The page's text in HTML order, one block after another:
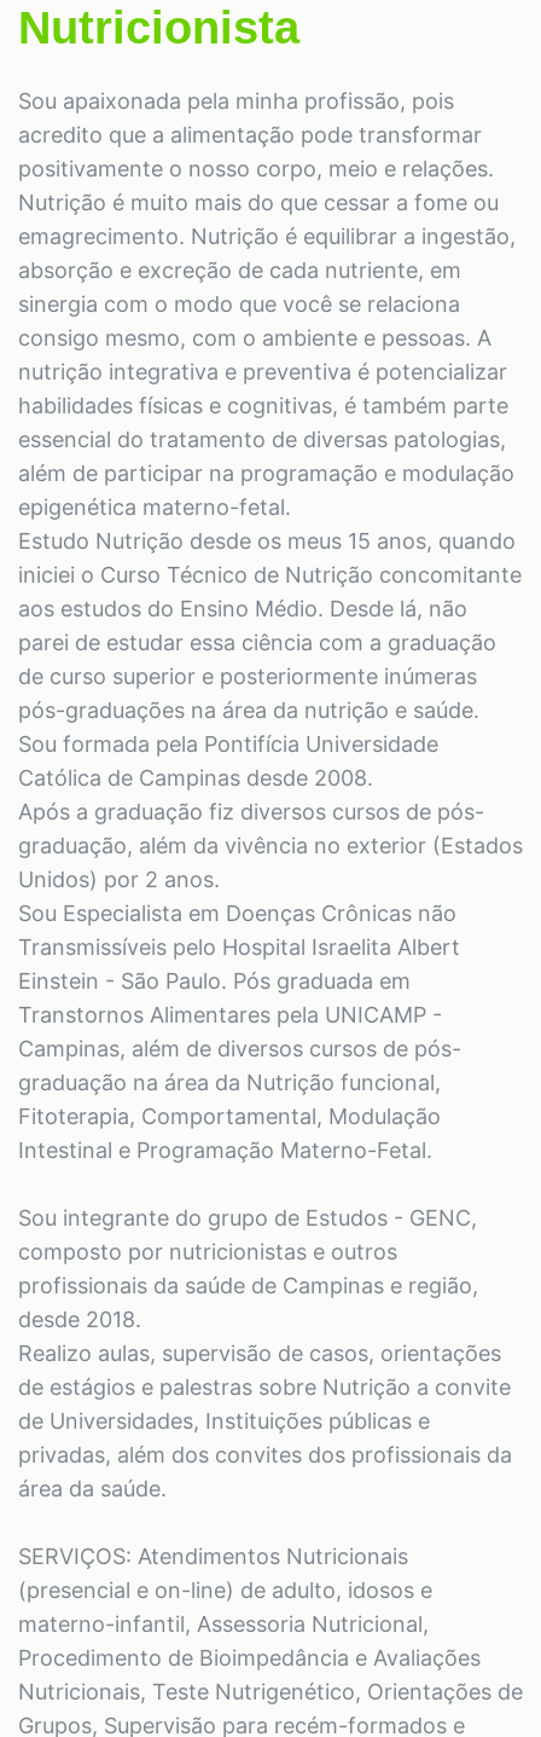
Nutricionista
Sou apaixonada pela minha profissão, pois
acredito que a alimentação pode transformar
positivamente o nosso corpo, meio e relações.
Nutrição é muito mais do que cessar a fome ou
emagrecimento. Nutrição é equilibrar a ingestão,
absorção e excreção de cada nutriente, em
sinergia com o modo que você se relaciona
consigo mesmo, com o ambiente e pessoas. A
nutrição integrativa e preventiva é potencializar
habilidades físicas e cognitivas, é também parte
essencial do tratamento de diversas patologias,
além de participar na programação e modulação
epigenética materno-fetal.
Estudo Nutrição desde os meus 15 anos, quando
iniciei o Curso Técnico de Nutrição concomitante
aos estudos do Ensino Médio. Desde lá, não
parei de estudar essa ciência com a graduação
de curso superior e posteriormente inúmeras
pós-graduações na área da nutrição e saúde.
Sou formada pela Pontifícia Universidade
Católica de Campinas desde 2008.
Após a graduação fiz diversos cursos de pós-
graduação, além da vivência no exterior (Estados
Unidos) por 2 anos.
Sou Especialista em Doenças Crônicas não
Transmissíveis pelo Hospital Israelita Albert
Einstein - São Paulo. Pós graduada em
Transtornos Alimentares pela UNICAMP -
Campinas, além de diversos cursos de pós-
graduação na área da Nutrição funcional,
Fitoterapia, Comportamental, Modulação
Intestinal e Programação Materno-Fetal.
Sou integrante do grupo de Estudos - GENC,
composto por nutricionistas e outros
profissionais da saúde de Campinas e região,
desde 2018.
Realizo aulas, supervisão de casos, orientações
de estágios e palestras sobre Nutrição a convite
de Universidades, Instituições públicas e
privadas, além dos convites dos profissionais da
área da saúde.
SERVIÇOS: Atendimentos Nutricionais
(presencial e on-line) de adulto, idosos e
materno-infantil, Assessoria Nutricional,
Procedimento de Bioimpedância e Avaliações
Nutricionais, Teste Nutrigenético, Orientações de
Grupos, Supervisão para recém-formados e